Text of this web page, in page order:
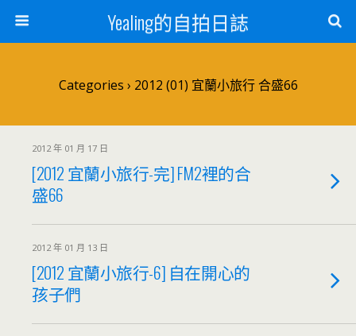
Yealing的自拍日誌
Categories › 2012 (01) 宜蘭小旅行 合盛66
2012 年 01 月 17 日
[2012 宜蘭小旅行-完] FM2裡的合
盛66
2012 年 01 月 13 日
[2012 宜蘭小旅行-6] 自在開心的
孩子們